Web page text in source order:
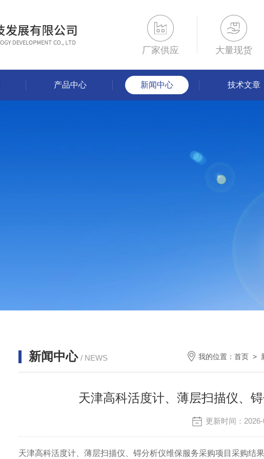
厂家供应 大量现货
产品中心 新闻中心 技术文章
新闻中心 / NEWS 我的位置： 首页 >
天津高科活度计、薄层扫描仪、
更新时间：
天津高科活度计、薄层扫描仪、锝分析仪维保服务采购项目采购结